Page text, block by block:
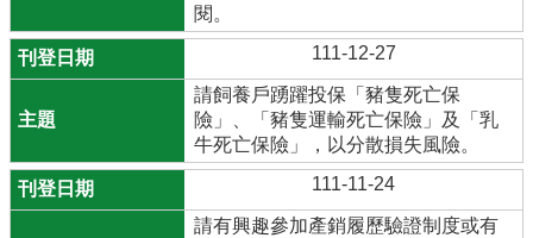
閱。
111-12-27
請飼養戶踴躍投保「豬隻死亡保
險」、「豬隻運輸死亡保險」及「乳
牛死亡保險」，以分散損失風險。
111-11-24
請有興趣參加產銷履歷驗證制度或有